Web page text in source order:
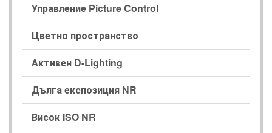
Управление Picture Control
Цветно пространство
Активен D-Lighting
Дълга експозиция NR
Висок ISO NR